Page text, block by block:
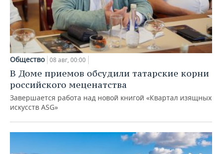
Общество 08 авг, 00:00
В Доме приемов обсудили татарские корни
российского меценатства
Завершается работа над новой книгой «Квартал изящных
искусств ASG»